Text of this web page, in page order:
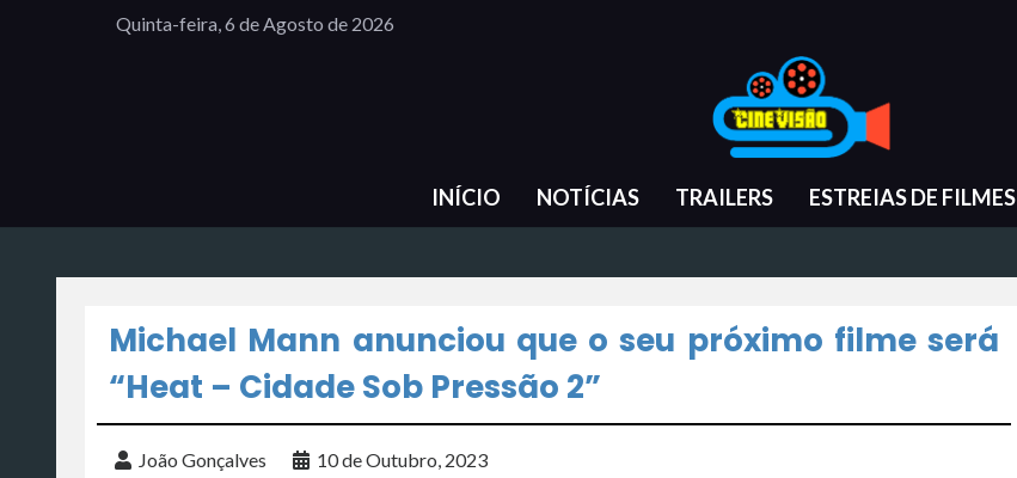
Quinta-feira, 6 de Agosto de 2026
INÍCIO NOTÍCIAS TRAILERS ESTREIAS DE FILMES
Michael Mann anunciou que o seu próximo filme será
“Heat – Cidade Sob Pressão 2”
João Gonçalves 10 de Outubro, 2023